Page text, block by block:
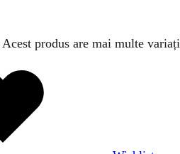
Acest produs are mai multe